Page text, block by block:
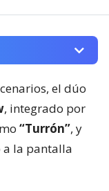
el dúo
, integrado por
“Turrón”, y
a la pantalla